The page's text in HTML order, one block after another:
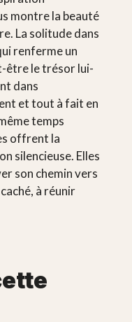
montre la beauté
La solitude dans
renferme un
être le trésor lui-
dans
et tout à fait en
temps
offrent la
silencieuse. Elles
son chemin vers
à réunir